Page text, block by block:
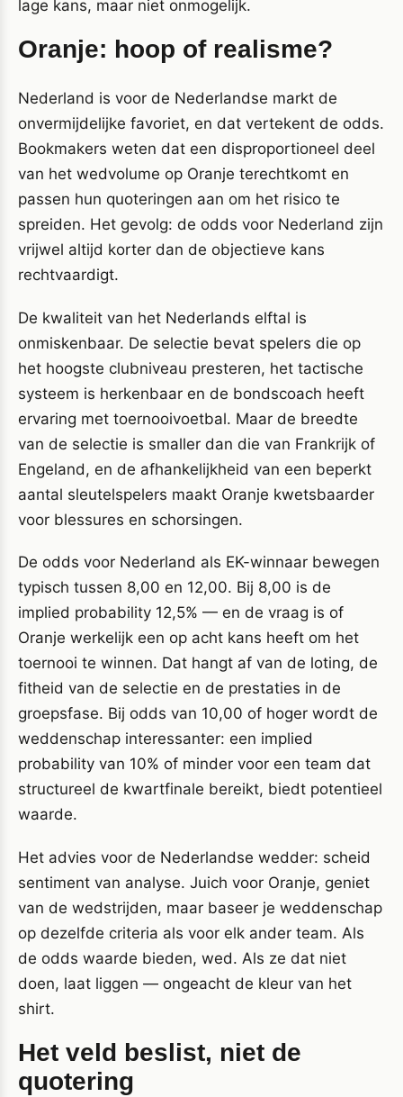
lage kans, maar niet onmogelijk.
Oranje: hoop of realisme?
Nederland is voor de Nederlandse markt de
onvermijdelijke favoriet, en dat vertekent de odds.
Bookmakers weten dat een disproportioneel deel
van het wedvolume op Oranje terechtkomt en
passen hun quoteringen aan om het risico te
spreiden. Het gevolg: de odds voor Nederland zijn
vrijwel altijd korter dan de objectieve kans
rechtvaardigt.
De kwaliteit van het Nederlands elftal is
onmiskenbaar. De selectie bevat spelers die op
het hoogste clubniveau presteren, het tactische
systeem is herkenbaar en de bondscoach heeft
ervaring met toernooivoetbal. Maar de breedte
van de selectie is smaller dan die van Frankrijk of
Engeland, en de afhankelijkheid van een beperkt
aantal sleutelspelers maakt Oranje kwetsbaarder
voor blessures en schorsingen.
De odds voor Nederland als EK-winnaar bewegen
typisch tussen 8,00 en 12,00. Bij 8,00 is de
implied probability 12,5% — en de vraag is of
Oranje werkelijk een op acht kans heeft om het
toernooi te winnen. Dat hangt af van de loting, de
fitheid van de selectie en de prestaties in de
groepsfase. Bij odds van 10,00 of hoger wordt de
weddenschap interessanter: een implied
probability van 10% of minder voor een team dat
structureel de kwartfinale bereikt, biedt potentieel
waarde.
Het advies voor de Nederlandse wedder: scheid
sentiment van analyse. Juich voor Oranje, geniet
van de wedstrijden, maar baseer je weddenschap
op dezelfde criteria als voor elk ander team. Als
de odds waarde bieden, wed. Als ze dat niet
doen, laat liggen — ongeacht de kleur van het
shirt.
Het veld beslist, niet de
quotering